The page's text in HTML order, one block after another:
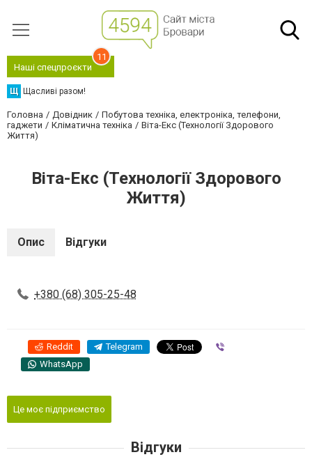
Наші спецпроєкти
11
Щ Щасливі разом!
Головна Довідник
Побутова техніка, електроніка, телефони,
гаджети
Кліматична техніка
Віта-Екс (Технології Здорового
Життя)
Віта-Екс (Технології Здорового
Життя)
Опис Відгуки
+380 (68) 305-25-48
Reddit Telegram
WhatsApp
Це моє підприємство
Відгуки